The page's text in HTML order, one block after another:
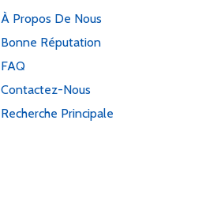
À Propos De Nous
Bonne Réputation
FAQ
Contactez-Nous
Recherche Principale